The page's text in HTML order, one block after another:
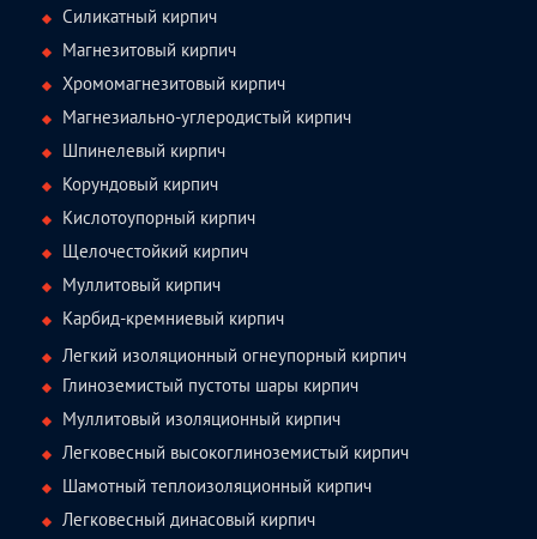
Силикатный кирпич
Магнезитовый кирпич
Хромомагнезитовый кирпич
Магнезиально-углеродистый кирпич
Шпинелевый кирпич
Корундовый кирпич
Кислотоупорный кирпич
Щелочестойкий кирпич
Муллитовый кирпич
Карбид-кремниевый кирпич
Легкий изоляционный огнеупорный кирпич
Глиноземистый пустоты шары кирпич
Муллитовый изоляционный кирпич
Легковесный высокоглиноземистый кирпич
Шамотный теплоизоляционный кирпич
Легковесный динасовый кирпич